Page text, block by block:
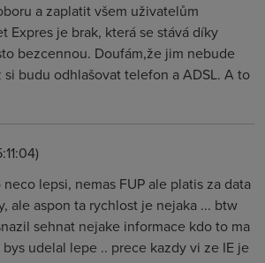
a zaplatit všem uživatelům
Expres je brak, která se stává díky
bezcennou. Doufám,že jim nebude
si budu odhlašovat telefon a ADSL. A to
lepsi, nemas FUP ale platis za data
ale aspon ta rychlost je nejaka ... btw
sehnat nejake informace kdo to ma
udelal lepe .. prece kazdy vi ze IE je